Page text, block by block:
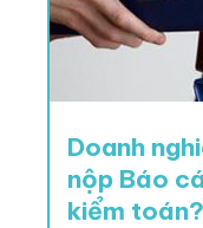
Doanh
nộp Báo
kiểm toán?